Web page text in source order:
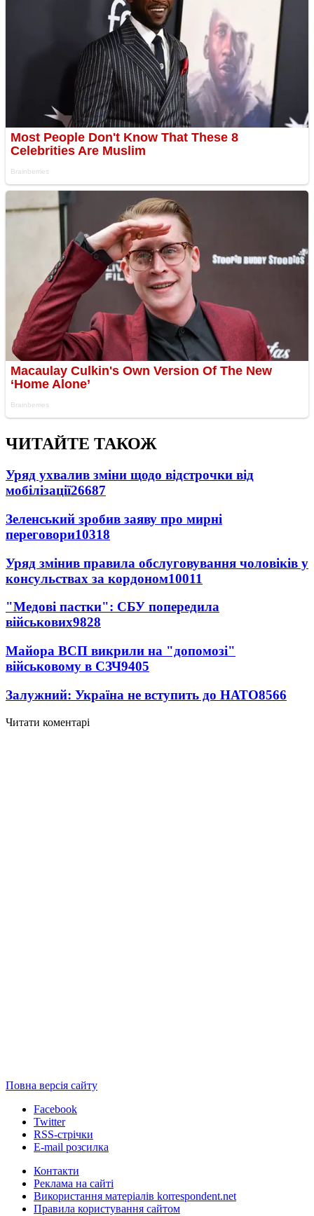
ЧИТАЙТЕ ТАКОЖ
Уряд ухвалив зміни щодо відстрочки від
мобілізації26687
Зеленський зробив заяву про мирні
переговори10318
Уряд змінив правила обслуговування чоловіків у
консульствах за кордоном10011
"Медові пастки": СБУ попередила
військових9828
Майора ВСП викрили на "допомозі"
військовому в СЗЧ9405
Залужний: Україна не вступить до НАТО8566
Читати коментарі
Повна версія сайту
Facebook
Twitter
RSS-стрічки
E-mail розсилка
Контакти
Реклама на сайті
Використання матеріалів korrespondent.net
Правила користування сайтом